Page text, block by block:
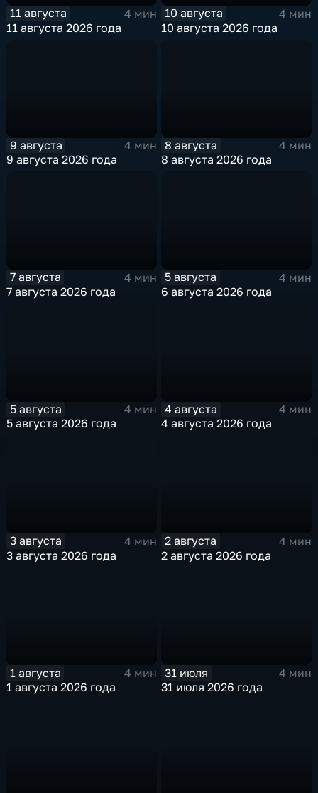
11 августа
4 мин
11 августа 2026 года
10 августа
4 мин
10 августа 2026 года
9 августа
4 мин
9 августа 2026 года
8 августа
4 мин
8 августа 2026 года
7 августа
4 мин
7 августа 2026 года
5 августа
4 мин
6 августа 2026 года
5 августа
4 мин
5 августа 2026 года
4 августа
4 мин
4 августа 2026 года
3 августа
4 мин
3 августа 2026 года
2 августа
4 мин
2 августа 2026 года
1 августа
4 мин
1 августа 2026 года
31 июля
4 мин
31 июля 2026 года